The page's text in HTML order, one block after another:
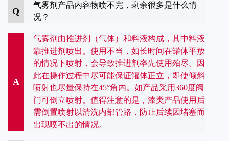
Q
气雾剂产品内容物喷不完，剩余很多是什么情
况？
A
气雾剂由推进剂（气体）和料液构成，其中料液
靠推进剂喷出。使用不当，如长时间在罐体平放
的情况下喷射，会导致推进剂率先使用殆尽。因
此在操作过程中尽可能保证罐体正立，即使倾斜
喷射也尽量保持在45°角内。如产品采用360度阀
门可倒立喷射。值得注意的是，漆类产品使用后
需倒置喷射以清洗内部管路，防止后续因堵塞而
出现喷不出的情况。